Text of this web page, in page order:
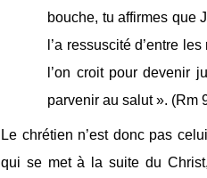
bouche, tu affirmes que
l’a ressuscité d’entre
l’on croit pour devenir
parvenir au salut ». (Rm
Le chrétien n’est donc pas
qui se met à la suite du